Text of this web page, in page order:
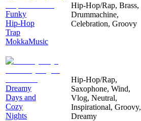
Funky
Hip-Hop
Trap
MokkaMusic
Hip-Hop/Rap, Brass,
Drummachine,
Celebration, Groovy
Dreamy
Days and
Cozy
Nights
Hip-Hop/Rap,
Saxophone, Wind,
Vlog, Neutral,
Inspirational, Groovy,
Dreamy